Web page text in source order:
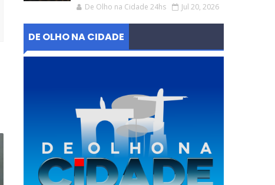
De Olho na Cidade 24hs Jul 20, 2026
DE OLHO NA CIDADE